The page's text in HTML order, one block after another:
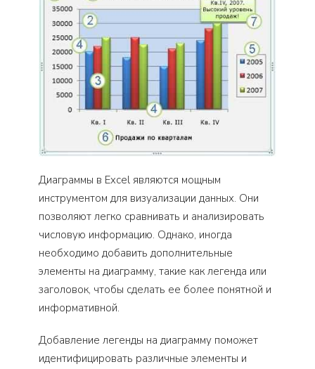
Диаграммы в Excel являются мощным
инструментом для визуализации данных. Они
позволяют легко сравнивать и анализировать
числовую информацию. Однако, иногда
необходимо добавить дополнительные
элементы на диаграмму, такие как легенда или
заголовок, чтобы сделать ее более понятной и
информативной.
Добавление легенды на диаграмму поможет
идентифицировать различные элементы и